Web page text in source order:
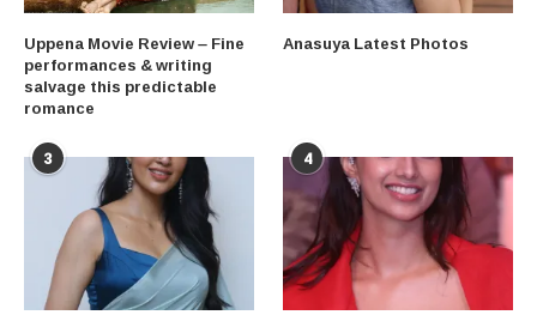
Uppena Movie Review – Fine
performances & writing
salvage this predictable
romance
Anasuya Latest Photos
3 4